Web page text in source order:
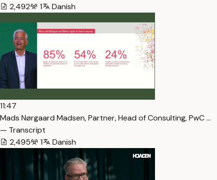
2,492
1 Danish
11:47
Mads Nørgaard Madsen, Partner, Head of Consulting, PwC …
— Transcript
2,495
1 Danish